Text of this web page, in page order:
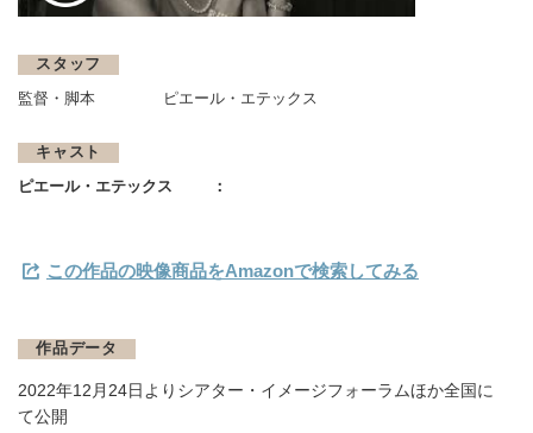
スタッフ
監督・脚本 ピエール・エテックス
キャスト
ピエール・エテックス
この作品の映像商品をAmazonで検索してみる
作品データ
2022年12月24日よりシアター・イメージフォーラムほか全国に
て公開